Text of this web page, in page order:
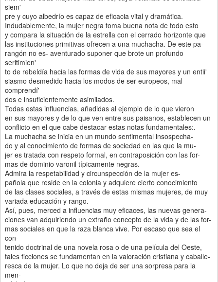
siem'
pre y cuyo albedrío es capaz de eficacia vital y dramática.
Indudablemente, la mujer negra toma buena nota de todo esto
y compara la situación de la estrella con el cerrado horizonte que
las instituciones primitivas ofrecen a una muchacha. De este pa-
rangón no es- aventurado suponer que brote un profundo
seritimien'
to de rebeldía hacia las formas de vida de sus mayores y un entii'
siasmo desmedido hacia los modos de ser europeos, mal
comprendí'
dos e insuficientemente asimilados.
Todas estas influencias, añadidas al ejemplo de lo que vieron
en sus mayores y de lo que ven entre sus paisanos, establecen un
conflicto en el que cabe destacar estas notas fundamentales:.
La muchacha se inicia en un mundo sentimental insospecha-
do y al conocimiento de formas de sociedad en las que la mu-
jer es tratada con respeto formal, en contraposición con las for-
mas de dominio varonil típicamente negras.
Admira la respetabilidad y circunspección de la mujer es-
pañola que reside en la colonia y adquiere cierto conocimiento
de las clases sociales, a través de estas mismas mujeres, de muy
variada educación y rango.
Así, pues, merced a influencias muy eficaces, las nuevas genera-
ciones van adquiriendo un extraño concepto de la vida y de las for-
mas sociales en que la raza blanca vive. Por escaso que sea el
con-
tenido doctrinal de una novela rosa o de una película del Oeste,
tales ficciones se fundamentan en la valoración cristiana y caballe-
resca de la mujer. Lo que no deja de ser una sorpresa para la
men-